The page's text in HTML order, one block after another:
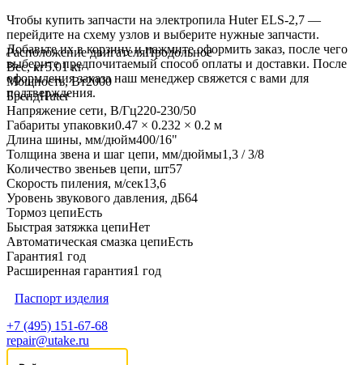
Чтобы купить запчасти на электропила Huter ELS-2,7 —
перейдите на схему узлов и выберите нужные запчасти.
Добавьте их в корзину и нажмите оформить заказ, после чего
выберите предпочитаемый способ оплаты и доставки. После
оформления заказа наш менеджер свяжется с вами для
подтверждения.
Расположение двигателяПродольное
Вес, кг5.01 кг
Мощность, Вт2000
БрендHuter
Напряжение сети, В/Гц220-230/50
Габариты упаковки0.47 × 0.232 × 0.2 м
Длина шины, мм/дюйм400/16"
Толщина звена и шаг цепи, мм/дюймы1,3 / 3/8
Количество звеньев цепи, шт57
Скорость пиления, м/сек13,6
Уровень звукового давления, дБ64
Тормоз цепиЕсть
Быстрая затяжка цепиНет
Автоматическая смазка цепиЕсть
Гарантия1 год
Расширенная гарантия1 год
Паспорт изделия
+7 (495) 151-67-68
repair@utake.ru